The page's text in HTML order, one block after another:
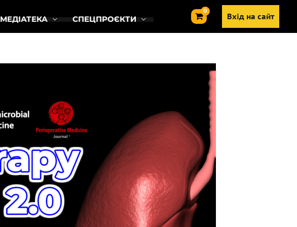
МЕДІАТЕКА СПЕЦПРОЄКТИ Вхід на сайт